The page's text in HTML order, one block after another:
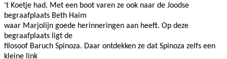
’t Koetje had. Met een boot varen ze ook naar de Joodse
begraafplaats Beth Haim
waar Marjolijn goede herinneringen aan heeft. Op deze
begraafplaats ligt de
filosoof Baruch Spinoza. Daar ontdekken ze dat Spinoza zelfs een
kleine link